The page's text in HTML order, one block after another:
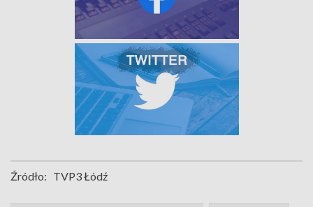
Źródło: TVP3 Łódź